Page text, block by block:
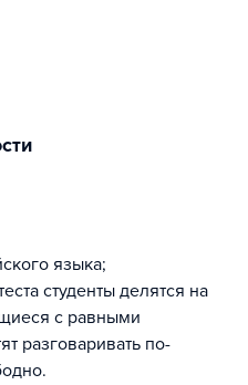
языка;
студенты делятся на
с равными
разговаривать по-